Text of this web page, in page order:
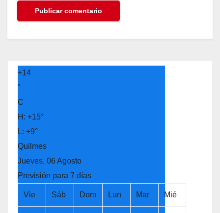
+14
°
C
H: +15°
L: +9°
Quilmes
Jueves, 06 Agosto
Previsión para 7 días
Vie Sáb Dom Lun Mar Mié